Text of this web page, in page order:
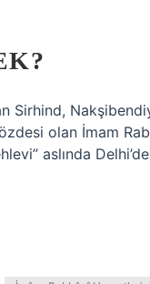
Sirhind,
olan İmam
aslında